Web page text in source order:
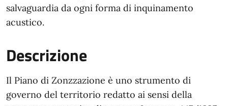
salvaguardia da ogni forma di inquinamento
acustico.
Descrizione
Il Piano di Zonzzazione è uno strumento di
governo del territorio redatto ai sensi della